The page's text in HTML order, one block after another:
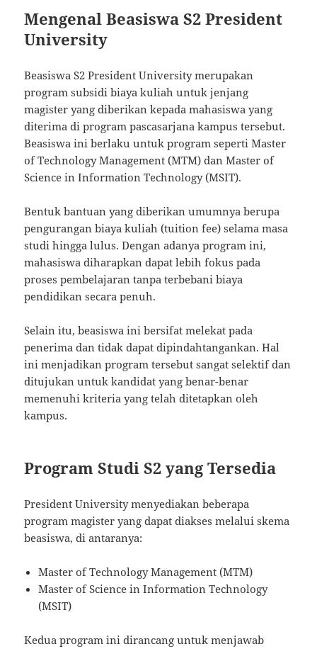
Mengenal Beasiswa S2 President
University
Beasiswa S2 President University merupakan
program subsidi biaya kuliah untuk jenjang
magister yang diberikan kepada mahasiswa yang
diterima di program pascasarjana kampus tersebut.
Beasiswa ini berlaku untuk program seperti Master
of Technology Management (MTM) dan Master of
Science in Information Technology (MSIT).
Bentuk bantuan yang diberikan umumnya berupa
pengurangan biaya kuliah (tuition fee) selama masa
studi hingga lulus. Dengan adanya program ini,
mahasiswa diharapkan dapat lebih fokus pada
proses pembelajaran tanpa terbebani biaya
pendidikan secara penuh.
Selain itu, beasiswa ini bersifat melekat pada
penerima dan tidak dapat dipindahtangankan. Hal
ini menjadikan program tersebut sangat selektif dan
ditujukan untuk kandidat yang benar-benar
memenuhi kriteria yang telah ditetapkan oleh
kampus.
Program Studi S2 yang Tersedia
President University menyediakan beberapa
program magister yang dapat diakses melalui skema
beasiswa, di antaranya:
Master of Technology Management (MTM)
Master of Science in Information Technology
(MSIT)
Kedua program ini dirancang untuk menjawab